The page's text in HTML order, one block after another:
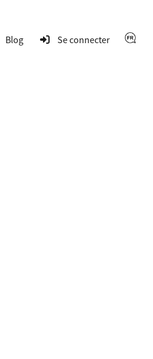
Blog Se connecter